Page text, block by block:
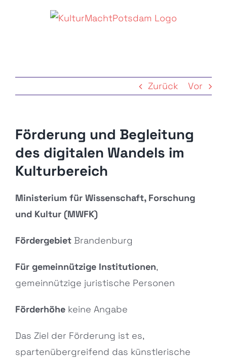
Zurück Vor
Förderung und Begleitung
des digitalen Wandels im
Kulturbereich
Ministerium für Wissenschaft, Forschung
und Kultur (MWFK)
Fördergebiet Brandenburg
Für gemeinnützige Institutionen,
gemeinnützige juristische Personen
Förderhöhe keine Angabe
Das Ziel der Förderung ist es,
spartenübergreifend das künstlerische